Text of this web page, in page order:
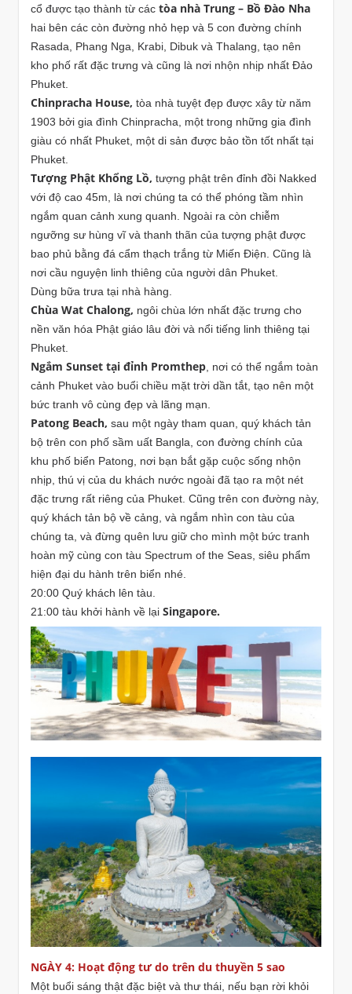
cổ được tạo thành từ các tòa nhà Trung – Bồ Đào Nha
hai bên các còn đường nhỏ hẹp và 5 con đường chính
Rasada, Phang Nga, Krabi, Dibuk và Thalang, tạo nên
kho phố rất đặc trưng và cũng là nơi nhộn nhịp nhất Đảo
Phuket.
Chinpracha House, tòa nhà tuyệt đẹp được xây từ năm
1903 bởi gia đình Chinpracha, một trong những gia đình
giàu có nhất Phuket, một di sản được bảo tồn tốt nhất tại
Phuket.
Tượng Phật Khổng Lồ, tượng phật trên đỉnh đồi Nakked
với độ cao 45m, là nơi chúng ta có thể phóng tầm nhìn
ngắm quan cảnh xung quanh. Ngoài ra còn chiễm
ngưỡng sư hùng vĩ và thanh thãn của tượng phật được
bao phủ bằng đá cẩm thạch trắng từ Miến Điện. Cũng là
nơi cầu nguyện linh thiêng của người dân Phuket.
Dùng bữa trưa tại nhà hàng.
Chùa Wat Chalong, ngôi chùa lớn nhất đặc trưng cho
nền văn hóa Phật giáo lâu đời và nổi tiếng linh thiêng tại
Phuket.
Ngắm Sunset tại đỉnh Promthep, nơi có thể ngắm toàn
cảnh Phuket vào buổi chiều mặt trời dần tắt, tạo nên một
bức tranh vô cùng đẹp và lãng mạn.
Patong Beach, sau một ngày tham quan, quý khách tản
bộ trên con phố sầm uất Bangla, con đường chính của
khu phố biển Patong, nơi bạn bắt gặp cuộc sống nhộn
nhịp, thú vị của du khách nước ngoài đã tạo ra một nét
đặc trưng rất riêng của Phuket. Cũng trên con đường này,
quý khách tản bộ về cảng, và ngắm nhìn con tàu của
chúng ta, và đừng quên lưu giữ cho mình một bức tranh
hoàn mỹ cùng con tàu Spectrum of the Seas, siêu phẩm
hiện đại du hành trên biển nhé.
20:00 Quý khách lên tàu.
21:00 tàu khởi hành về lại Singapore.
NGÀY 4: Hoạt động tư do trên du thuyền 5 sao
Một buổi sáng thật đặc biệt và thư thái, nếu bạn rời khỏi